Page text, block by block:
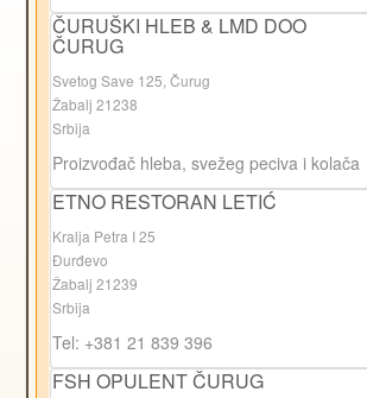
ČURUŠKI HLEB & LMD DOO
ČURUG
Svetog Save 125, Čurug
Žabalj 21238
Srbija
Proizvođač hleba, svežeg peciva i kolača
ETNO RESTORAN LETIĆ
Kralja Petra I 25
Đurđevo
Žabalj 21239
Srbija
Tel: +381 21 839 396
FSH OPULENT ČURUG